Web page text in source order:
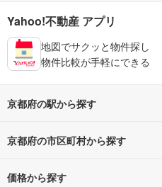
Yahoo!不動産 アプリ
地図でサクッと物件探し
物件比較が手軽にできる
京都府の駅から探す
山陰本線
山陰本線すべての駅
京都府の市区町村から探す
京都市（11）
価格から探す